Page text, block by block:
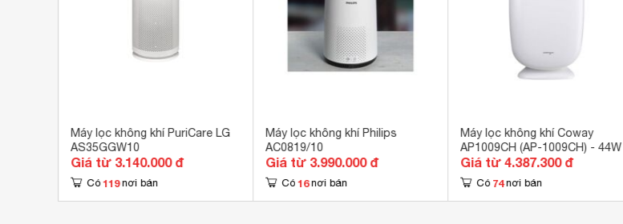
Máy lọc không khí PuriCare LG
AS35GGW10
Giá từ 3.140.000 đ
Có 119 nơi bán
Máy lọc không khí Philips
AC0819/10
Giá từ 3.990.000 đ
Có 16 nơi bán
Máy lọc không khí Coway
AP1009CH (AP-1009CH) - 44W
Giá từ 4.387.300 đ
Có 74 nơi bán